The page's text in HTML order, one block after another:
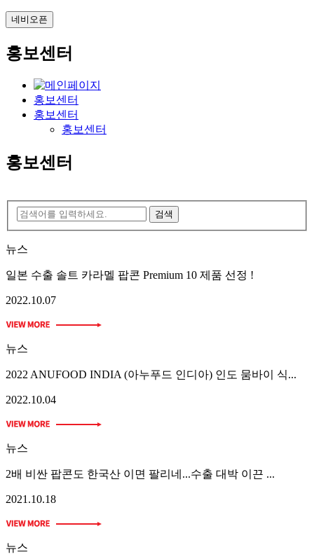
네비오픈
홍보센터
홍보센터
홍보센터
홍보센터
홍보센터
검색
뉴스
일본 수출 솔트 카라멜 팝콘 Premium 10 제품 선정 !
2022.10.07
뉴스
2022 ANUFOOD INDIA (아누푸드 인디아) 인도 뭄바이 식...
2022.10.04
뉴스
2배 비싼 팝콘도 한국산 이면 팔리네...수출 대박 이끈 ...
2021.10.18
뉴스